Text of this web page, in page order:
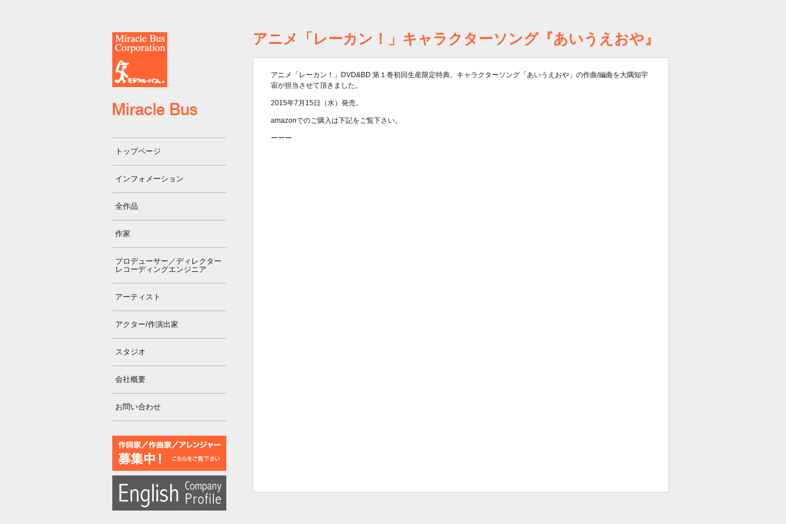
トップページ
インフォメーション
全作品
作家
プロデューサー／ディレクター
レコーディングエンジニア
アーティスト
アクター/作演出家
スタジオ
会社概要
お問い合わせ
アニメ「レーカン！」キャラクターソング『あいうえおや』
アニメ「レーカン！」DVD&BD 第１巻初回生産限定特典、キャラクターソング「あいうえおや」の作曲/編曲を大隅知宇
宙が担当させて頂きました。
2015年7月15日（水）発売。
amazonでのご購入は下記をご覧下さい。
ーーー